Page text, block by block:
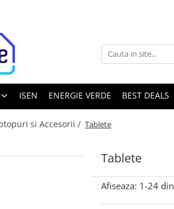
ISEN ENERGIE VERDE BEST DEALS
si Accesorii / Tablete
Tablete
Afiseaza: 1-24 din